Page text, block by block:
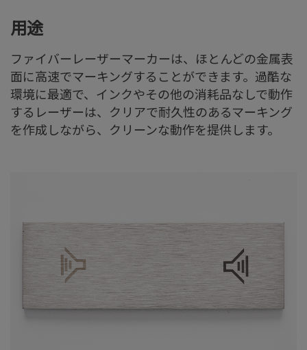
用途
ファイバーレーザーマーカーは、ほとんどの金属表
面に高速でマーキングすることができます。過酷な
環境に最適で、インクやその他の消耗品なしで動作
するレーザーは、クリアで耐久性のあるマーキング
を作成しながら、クリーンな動作を提供します。